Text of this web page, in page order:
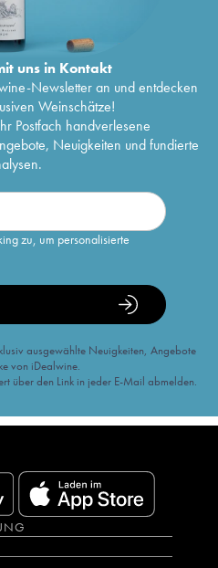
uns in Kontakt
Newsletter an und entdecken
Weinschätze!
Postfach handverlesene
Neuigkeiten und fundierte
zu, um personalisierte
ausgewählte Neuigkeiten, Angebote
von iDealwine.
über den Link in jeder E-Mail abmelden.